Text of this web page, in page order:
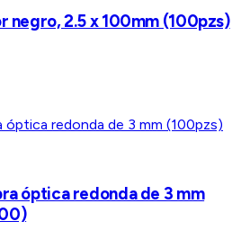
negro, 2.5 x 100mm (100pzs)
óptica redonda de 3 mm